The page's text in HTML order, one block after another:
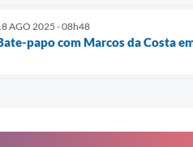
AGO 2025 - 08h48
papo com Marcos da Costa